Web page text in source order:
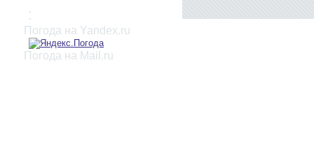
:
Погода на Yandex.ru
Погода на Mail.ru